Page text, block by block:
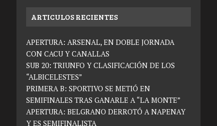
ARTICULOS RECIENTES
APERTURA: ARSENAL, EN DOBLE JORNADA
CON CACU Y CANALLAS
SUB 20: TRIUNFO Y CLASIFICACIÓN DE LOS
“ALBICELESTES”
PRIMERA B: SPORTIVO SE METIÓ EN
SEMIFINALES TRAS GANARLE A “LA MONTE”
APERTURA: BELGRANO DERROTÓ A NAPENAY
Y ES SEMIFINALISTA